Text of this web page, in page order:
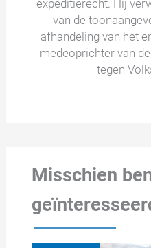
expeditierecht. Hij
van de
afhandeling van het
medeoprichter van
tegen
Misschien